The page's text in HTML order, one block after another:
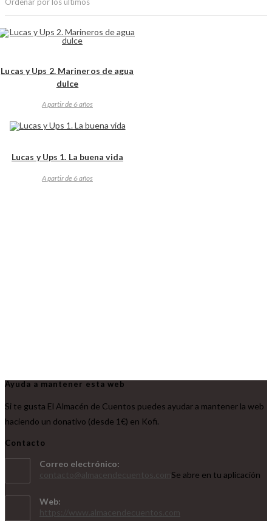
Lucas y Ups 2. Marineros de agua
dulce
A partir de 6 años
Lucas y Ups 1. La buena vida
A partir de 6 años
Ayuda a mantener esta web
Si te gusta El Almacén de Cuentos puedes ayudar a mantener la web
haciendo un donativo (desde 1€) en Kofi.
Contacto
Correo electrónico:
Se abre en tu aplicación
Web: